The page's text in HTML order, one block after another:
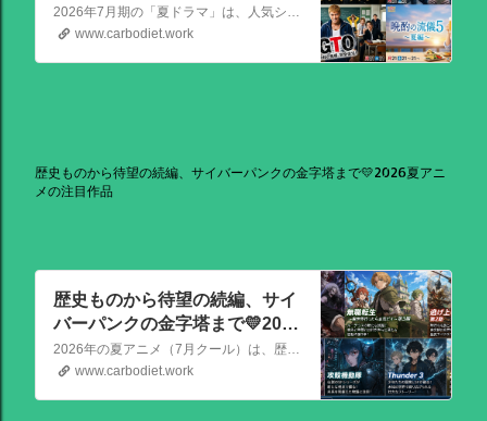
骨太な新作が熱い！📺2026年7
月期（夏ドラマ）
2026年7月期の「夏ドラマ」は、人気シリーズの続編から、往年の名作の復活、豪華キャストによる骨太な新作まで、かなり熱いラインアップが出そろっています！
www.carbodiet.work
歴史ものから待望の続編、サイバーパンクの金字塔まで💛2026夏アニ
メの注目作品
歴史ものから待望の続編、サイ
バーパンクの金字塔まで💛2026
夏アニメの注目作品
2026年の夏アニメ（7月クール）は、歴史ものから待望の続編、サイバーパンクの金字塔まで、かなり見ごたえのある強力なラインナップが揃っています！ その中でも特に注目を集めている話題作を、いくつか厳選してご紹介します。
www.carbodiet.work